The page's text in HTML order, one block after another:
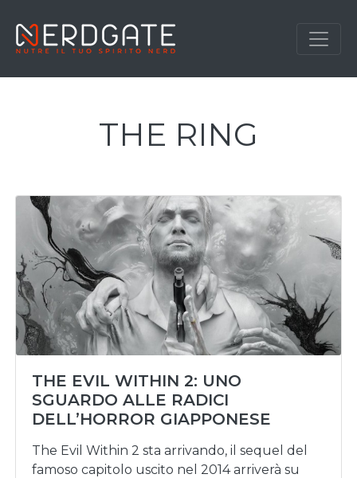
THE RING
THE EVIL WITHIN 2: UNO
SGUARDO ALLE RADICI
DELL’HORROR GIAPPONESE
The Evil Within 2 sta arrivando, il sequel del
famoso capitolo uscito nel 2014 arriverà su